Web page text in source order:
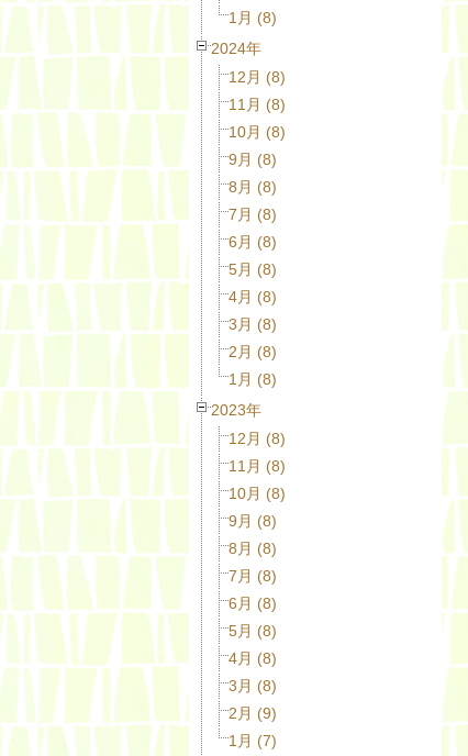
1月 (8)
2024年
12月 (8)
11月 (8)
10月 (8)
9月 (8)
8月 (8)
7月 (8)
6月 (8)
5月 (8)
4月 (8)
3月 (8)
2月 (8)
1月 (8)
2023年
12月 (8)
11月 (8)
10月 (8)
9月 (8)
8月 (8)
7月 (8)
6月 (8)
5月 (8)
4月 (8)
3月 (8)
2月 (9)
1月 (7)